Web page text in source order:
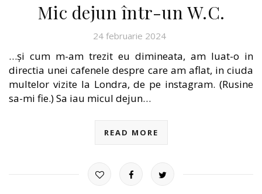
Mic dejun într-un W.C.
24 februarie 2024
…și cum m-am trezit eu dimineata, am luat-o in
directia unei cafenele despre care am aflat, in ciuda
multelor vizite la Londra, de pe instagram. (Rusine
sa-mi fie.) Sa iau micul dejun…
READ MORE